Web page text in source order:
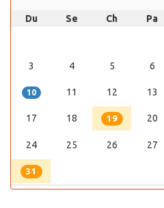
Du Se Ch Pa
3 4 5 6
10 11 12 13
17 18 19 20
24 25 26 27
31